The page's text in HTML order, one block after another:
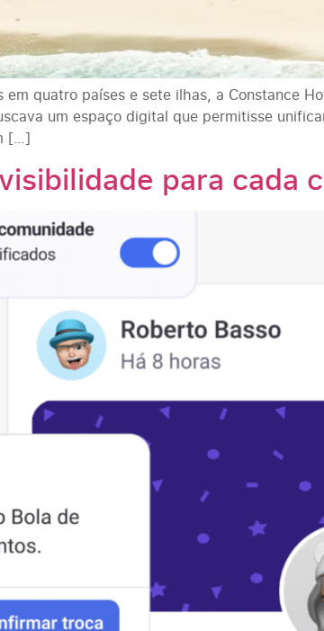
quatro países e sete ilhas, a Constance
um espaço digital que permitisse
[…]
para cada